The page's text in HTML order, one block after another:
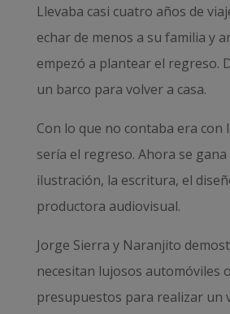
Llevaba casi cuatro años de
echar de menos a su familia y
empezó a plantear el regreso.
un barco para volver a casa.
Con lo que no contaba era con
sería el regreso. Ahora se gana
ilustración, la escritura, el
productora audiovisual.
Jorge Sierra y Naranjito
necesitan lujosos automóviles
presupuestos para realizar un